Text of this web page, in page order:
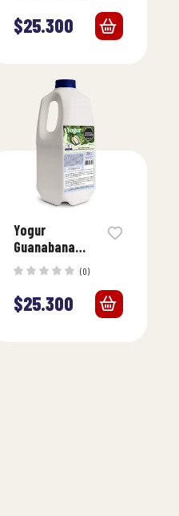
$25.300
Yogur
Guanabana
2000ml
(0)
$25.300